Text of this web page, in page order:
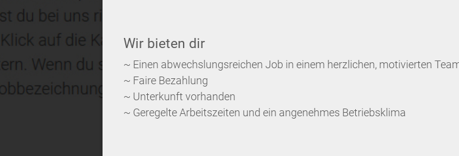
Wir bieten dir
~ Einen abwechslungsreichen Job in einem herzlichen, motivierten
~ Faire Bezahlung
~ Unterkunft vorhanden
~ Geregelte Arbeitszeiten und ein angenehmes Betriebsklima